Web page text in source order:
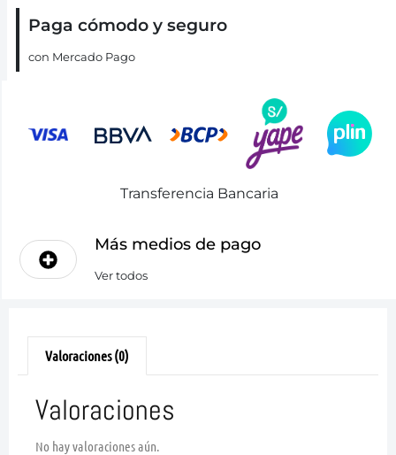
Paga cómodo y seguro
con Mercado Pago
Transferencia Bancaria
Más medios de pago
Ver todos
Valoraciones (0)
Valoraciones
No hay valoraciones aún.